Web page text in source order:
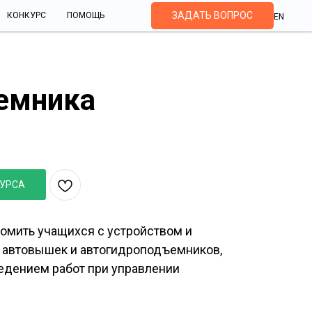
КОНКУРС ПОМОЩЬ ЗАДАТЬ ВОПРОС EN
учащихся с устройством и
и автогидроподъемников,
работ при управлении